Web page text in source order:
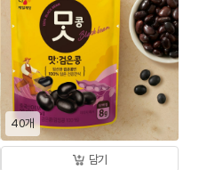
40개
담기